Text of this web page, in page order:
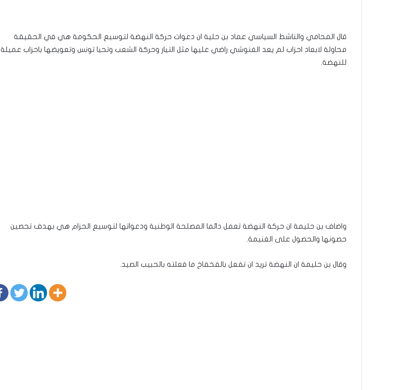
قال المحامي والناشط السياسي عماد بن حلية ان دعوات حركة النهضة لتوسيع الحكومة هي في الحقيقة
محاولة لابعاد احزاب لم يعد الغنوشي راضي عليها مثل التيار وحركة الشعب وتحيا تونس وتعويضها باحزاب عميلة
للنهضة.
واضاف بن حليمة ان حركة النهضة تعمل دائما المصلحة الوطنية ودعواتها لتوسيع الحزام هي بهدف تحصين
حصونها والحصول على الغنيمة.
وقال بن حليمة ان النهضة تريد ان تفعل بالفخفاخ ما فعلته بالحبيب الصيد.